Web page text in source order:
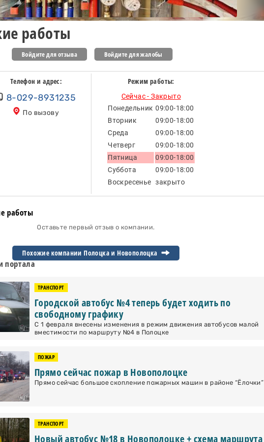
работы
Войдите для отзыва Войдите для жалобы
Телефон и адрес:
8-029-8931235
По вызову
Режим работы:
Сейчас - Закрыто
Понедельник 09:00-18:00
Вторник
09:00-18:00
Среда
09:00-18:00
Четверг
09:00-18:00
Пятница
09:00-18:00
Суббота
09:00-18:00
Воскресенье закрыто
работы
Оставьте первый отзыв о компании.
Похожие компании Полоцка и Новополоцка
портала
ТРАНСПОРТ
Городской автобус №4 теперь будет ходить по
свободному графику
С 1 февраля внесены изменения в режим движения автобусов малой
вместимости по маршруту №4 в Полоцке
ПОЖАР
Прямо сейчас пожар в Новополоцке
Прямо сейчас большое скопление пожарных машин в районе “Ёлочки”
ТРАНСПОРТ
Новый автобус №18 в Новополоцке + схема маршрута